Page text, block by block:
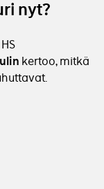
nyt?
kertoo, mitkä